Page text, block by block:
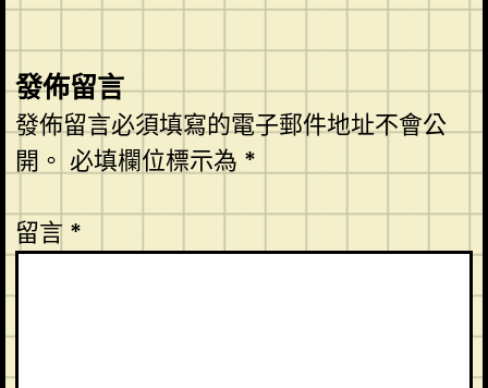
發佈留言
發佈留言必須填寫的電子郵件地址不會公
開。 必填欄位標示為 *
留言 *